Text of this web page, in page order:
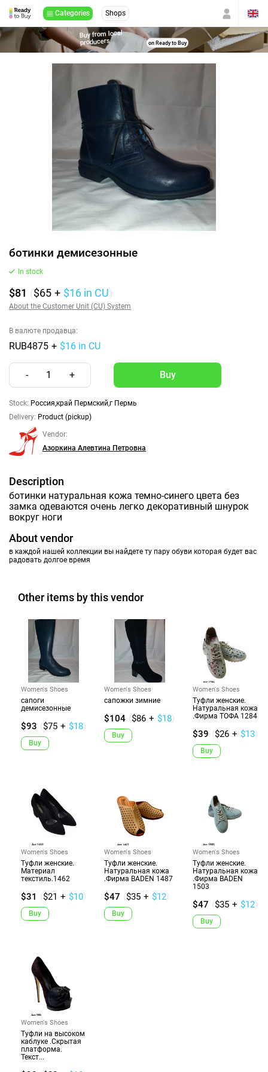
Categories Shops
Buy from local
producers on Ready to Buy
ботинки демисезонные
In stock
$81 ($65 + $16 in CU)
About the Customer Unit (CU) System
В валюте продавца:
RUB4875 + $16 in CU
- 1 +
Stock: Россия,край Пермский,г Пермь
Delivery: Product (pickup)
Vendor:
Азоркина Алевтина Петровна
Description
ботинки натуральная кожа темно-синего цвета без
замка одеваются очень легко декоративный шнурок
вокруг ноги
About vendor
в каждой нашей коллекции вы найдете ту пару обуви которая будет вас
радовать долгое время
Other items by this vendor
Women's Shoes
сапоги
демисезонные
$93 ($75 + $18)
Buy
Women's Shoes
сапожки зимние
$104 ($86 + $18)
Buy
Women's Shoes
Туфли женские.
Натуральная кожа
.Фирма ТОФА 1284
$39 ($26 + $13)
Buy
Women's Shoes
Туфли женские.
Материал
текстиль.1462
$31 ($21 + $10)
Buy
Women's Shoes
Туфли женские.
Натуральная кожа
.Фирма BADEN 1487
$47 ($35 + $12)
Buy
Women's Shoes
Туфли женские.
Натуральная кожа
.Фирма BADEN
1503
$47 ($35 + $12)
Buy
Women's Shoes
Туфли на высоком
каблуке .Скрытая
платформа.
Текст...